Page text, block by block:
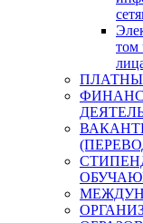
том